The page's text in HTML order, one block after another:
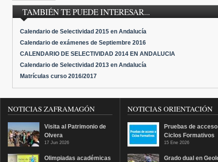
TAMBIÉN TE PUEDE INTERESAR...
Calendario de Selectividad 2015 en Andalucía
Calendario de exámenes de Septiembre 2016
CALENDARIO DE SELECTIVIDAD 2014 EN ANDALUCIA
Calendario de Selectividad 2013 en Andalucía
Matrículas curso 2016/2017
NOTICIAS ZAFRAMAGÓN
Visita al Patrimonio de
Olvera
17 Jun 2026
Olimpiadas académicas
NOTICIAS ORIENTACIÓN
Pruebas de
Ciclos Formativos
15 Ene 2026
Grado dual en